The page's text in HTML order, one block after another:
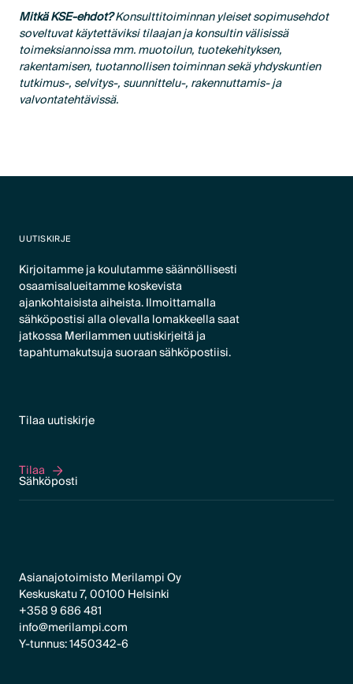
Mitkä KSE-ehdot?Konsulttitoiminnan yleiset sopimusehdot
soveltuvat käytettäviksi tilaajan ja konsultin välisissä
toimeksiannoissa mm. muotoilun, tuotekehityksen,
rakentamisen, tuotannollisen toiminnan sekä yhdyskuntien
tutkimus-, selvitys-, suunnittelu-, rakennuttamis- ja
valvontatehtävissä.
UUTISKIRJE
Kirjoitamme ja koulutamme säännöllisesti
osaamisalueitamme koskevista
ajankohtaisista aiheista. Ilmoittamalla
sähköpostisi alla olevalla lomakkeella saat
jatkossa Merilammen uutiskirjeitä ja
tapahtumakutsuja suoraan sähköpostiisi.
Tilaa uutiskirje
Tilaa
Tilaa
Asianajotoimisto Merilampi Oy
Keskuskatu 7, 00100 Helsinki
+358 9 686 481
info@merilampi.com
Y-tunnus: 1450342-6